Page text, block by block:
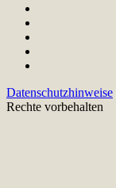
Datenschutzhinweise
Rechte vorbehalten